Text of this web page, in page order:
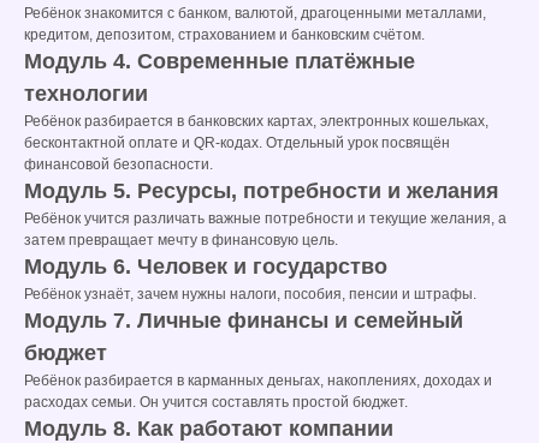
Ребёнок знакомится с банком, валютой, драгоценными металлами,
кредитом, депозитом, страхованием и банковским счётом.
Модуль 4. Современные платёжные
технологии
Ребёнок разбирается в банковских картах, электронных кошельках,
бесконтактной оплате и QR-кодах. Отдельный урок посвящён
финансовой безопасности.
Модуль 5. Ресурсы, потребности и желания
Ребёнок учится различать важные потребности и текущие желания, а
затем превращает мечту в финансовую цель.
Модуль 6. Человек и государство
Ребёнок узнаёт, зачем нужны налоги, пособия, пенсии и штрафы.
Модуль 7. Личные финансы и семейный
бюджет
Ребёнок разбирается в карманных деньгах, накоплениях, доходах и
расходах семьи. Он учится составлять простой бюджет.
Модуль 8. Как работают компании